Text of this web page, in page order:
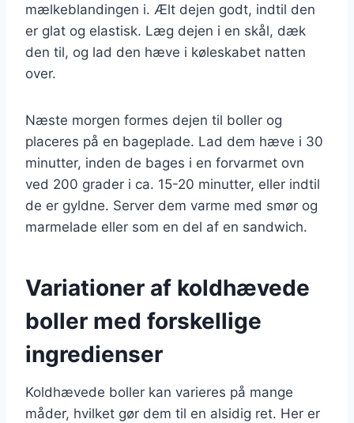
mælkeblandingen i. Ælt dejen godt, indtil den
er glat og elastisk. Læg dejen i en skål, dæk
den til, og lad den hæve i køleskabet natten
over.
Næste morgen formes dejen til boller og
placeres på en bageplade. Lad dem hæve i 30
minutter, inden de bages i en forvarmet ovn
ved 200 grader i ca. 15-20 minutter, eller indtil
de er gyldne. Server dem varme med smør og
marmelade eller som en del af en sandwich.
Variationer af koldhævede
boller med forskellige
ingredienser
Koldhævede boller kan varieres på mange
måder, hvilket gør dem til en alsidig ret. Her er